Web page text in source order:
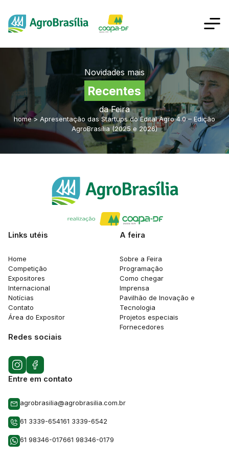
Novidades mais
Recentes
da Feira
home > Apresentação das Startups do Edital Agro 4.0 – Edição
AgroBrasília (2025 e 2026)
Links utéis
Home
Competição
Expositores
Internacional
Notícias
Contato
Área do Expositor
A feira
Sobre a Feira
Programação
Como chegar
Imprensa
Pavilhão de Inovação e
Tecnologia
Projetos especiais
Fornecedores
Redes sociais
Entre em contato
agrobrasilia@agrobrasilia.com.br
61 3339-654161 3339-6542
61 98346-017661 98346-0179